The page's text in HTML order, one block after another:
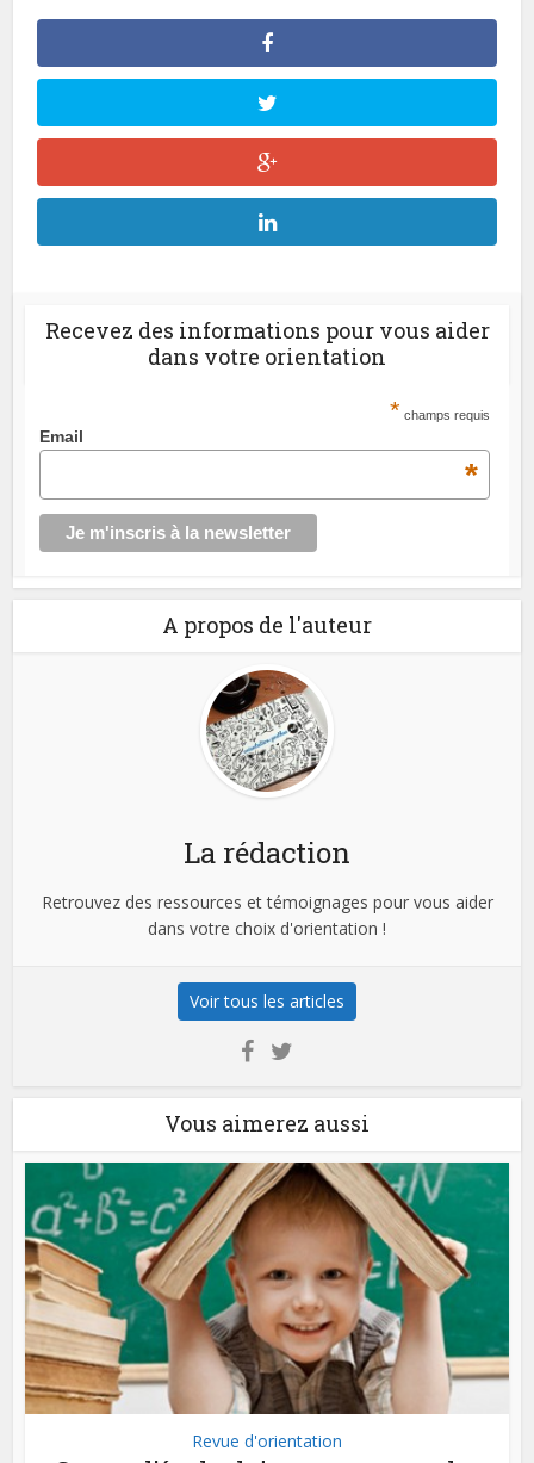
Recevez des informations pour vous aider
dans votre orientation
* champs requis
Email
*
A propos de l'auteur
La rédaction
Retrouvez des ressources et témoignages pour vous aider
dans votre choix d'orientation !
Voir tous les articles
Vous aimerez aussi
Revue d'orientation